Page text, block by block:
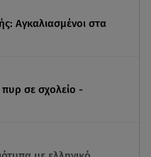
Αγκαλιασμένοι στα
σε σχολείο -